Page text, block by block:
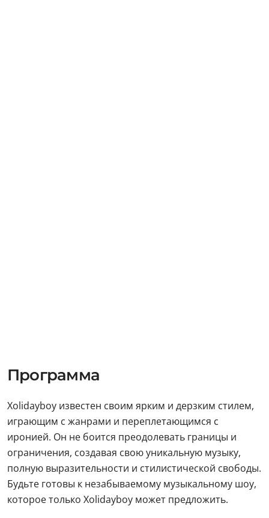
Программа
Xolidayboy известен своим ярким и дерзким стилем,
играющим с жанрами и переплетающимся с
иронией. Он не боится преодолевать границы и
ограничения, создавая свою уникальную музыку,
полную выразительности и стилистической свободы.
Будьте готовы к незабываемому музыкальному шоу,
которое только Xolidayboy может предложить.